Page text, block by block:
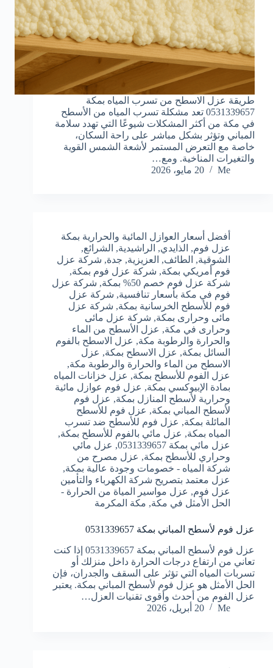
طريقة عزل الاسطح من تسرب المياه بمكة
0531339657 تعد مشكلة تسرب المياه من الأسطح
في مكة من أكثر المشكلات شيوعًا التي تهدد سلامة
المباني وتؤثر بشكل مباشر على راحة السكان،
خاصة مع التعرض المستمر لأشعة الشمس القوية
والتغيرات المناخية. ومع…
Me
20 مايو، 2026
أفضل أسعار العوازل المائية والحرارية بمكة
عزل فوم, الذايدي, الراشيدية, الشرائع,
الشوقية, الطائف, العزيزية, جدة, شركة عزل
فوم أمريكي بمكة, شركة عزل فوم بمكة,
شركة عزل فوم خصم 50% بمكة
, شركة عزل
فوم في مكة بأسعار تنافسية, شركة عزل
فوم للأسطح الخرسانية بمكة, شركة عزل
مائى وحرارى بمكة, شركة عزل مائى
وحرارى في مكة, عزل الأسطح من الماء
والحرارة والرطوبة مكة, عزل الاسطح بالفوم
السائل بمكة, عزل الاسطح بمكة, عزل
الاسطح من الماء والحرارة والرطوبة مكة,
عزل الفوم للأسطح بمكة, عزل خزانات المياه
بمادة الإبيوكسي بمكة, عزل فوم عوازل مائية
وحرارية لأسطح المنازل بمكة, عزل فوم
لأسطح المباني بمكة, عزل فوم للأسطح
المائلة بمكة, عزل فوم للأسطح ضد تسرب
المياه بمكة, عزل مائي بالفوم للأسطح بمكة,
عزل مائي بمكة 0531339657
, عزل مائي
وحراري للأسطح بمكة, عزل مصرح من
شركة المياه - خصومات وجودة عالية بمكة,
عزل معتمد بتصريح شركة الكهرباء والتأمين
عزل فوم, عزل مواسير المياة من الحرارة -
الحل الأمثل في مكة, مكة المكرمة
عزل فوم لأسطح المباني بمكة 0531339657
عزل فوم لأسطح المباني بمكة 0531339657 إذا كنت
تعاني من ارتفاع درجات الحرارة داخل منزلك أو
تسربات المياه التي تؤثر على السقف والجدران، فإن
الحل الأمثل هو عزل فوم لأسطح المباني بمكة. يعتبر
عزل الفوم من أحدث وأقوى تقنيات العزل…
Me
20 أبريل، 2026